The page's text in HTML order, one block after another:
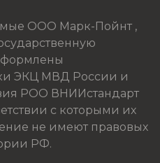
ООО Марк-Пойнт ,
ЭКЦ МВД России и
РОО ВНИИстандарт
с которыми их
не имеют правовых
РФ.